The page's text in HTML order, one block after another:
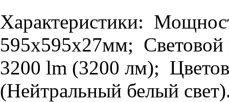
Характеристики:
595х595х27мм; Световой
3200 lm (3200 лм);
(Нейтральный белый